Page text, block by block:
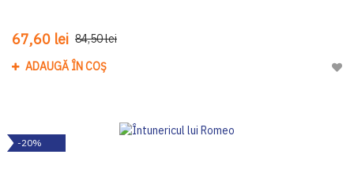
67,60 lei 84,50 lei
ADAUGĂ ÎN COȘ
-20%